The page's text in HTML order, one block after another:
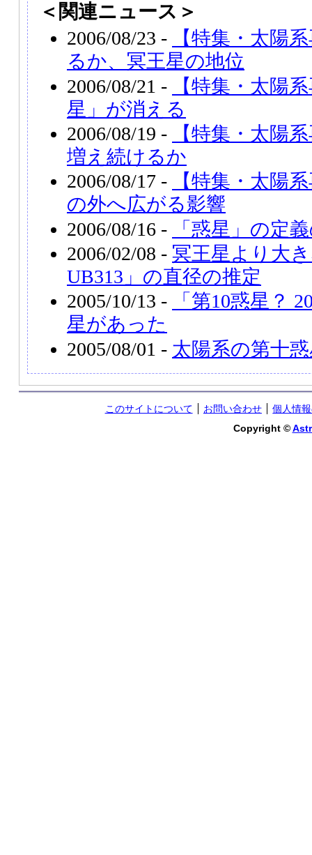
＜関連ニュース＞
2006/08/23 -
【特集・太陽
るか、冥王星の地位
2006/08/21 -
【特集・太陽
星」が消える
2006/08/19 -
【特集・太陽
増え続けるか
2006/08/17 -
【特集・太陽
の外へ広がる影響
2006/08/16 -
「惑星」の定
2006/02/08 - 冥王星より大
UB313」の直径の推定
2005/10/13 -
「第10惑星？
星があった
2005/08/01 - 太陽系の第十
このサイトについて お問い合わせ
個人情
Copyright ©